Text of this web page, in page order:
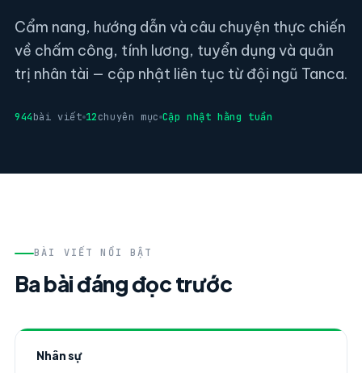
Cẩm nang, hướng dẫn và câu chuyện thực chiến
về chấm công, tính lương, tuyển dụng và quản
trị nhân tài — cập nhật liên tục từ đội ngũ Tanca.
944bài viết 12chuyên mục Cập nhật hằng tuần
BÀI VIẾT NỔI BẬT
Ba bài đáng đọc trước
Nhân sự